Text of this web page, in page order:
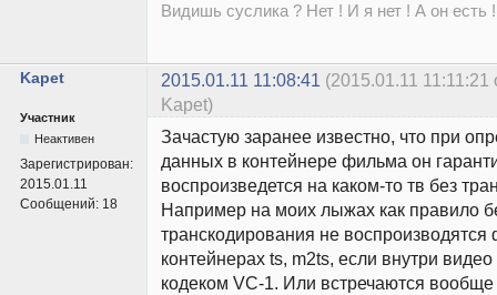
Видишь суслика ? Нет ! И я нет ! А он есть
Kapet 2015.01.11 11:08:41 (2015.01.11 11:11:21
Kapet)
Участник
Неактивен
Зарегистрирован:
2015.01.11
Сообщений: 18
Зачастую заранее известно, что при
данных в контейнере фильма он
воспроизведется на каком-то тв без
Например на моих лыжах как правило
транскодирования не
контейнерах ts, m2ts, если внутри
кодеком VC-1. Или встречаются вообще